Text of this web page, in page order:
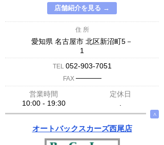
店舗紹介を見る →
住 所
愛知県 名古屋市 北区新沼町5－
1
TEL 052-903-7051
FAX ─────
営業時間
定休日
10:00 - 19:30
∧
オートバックスカーズ西尾店